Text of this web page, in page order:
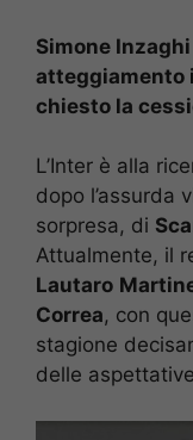
Simone
atteggiamento
chiesto la
L’Inter è alla
dopo l’assurda
sorpresa, di
Attualmente, il
Lautaro
Correa, con
stagione
delle